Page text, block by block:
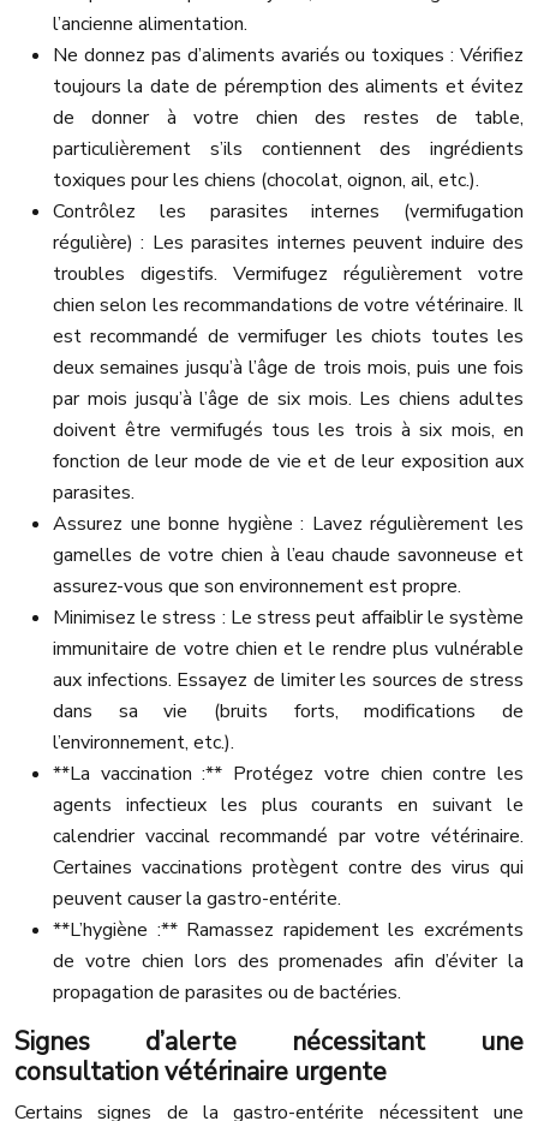
l’ancienne alimentation.
Ne donnez pas d’aliments avariés ou toxiques : Vérifiez
toujours la date de péremption des aliments et évitez
de donner à votre chien des restes de table,
particulièrement s’ils contiennent des ingrédients
toxiques pour les chiens (chocolat, oignon, ail, etc.).
Contrôlez les parasites internes (vermifugation
régulière) : Les parasites internes peuvent induire des
troubles digestifs. Vermifugez régulièrement votre
chien selon les recommandations de votre vétérinaire. Il
est recommandé de vermifuger les chiots toutes les
deux semaines jusqu’à l’âge de trois mois, puis une fois
par mois jusqu’à l’âge de six mois. Les chiens adultes
doivent être vermifugés tous les trois à six mois, en
fonction de leur mode de vie et de leur exposition aux
parasites.
Assurez une bonne hygiène : Lavez régulièrement les
gamelles de votre chien à l’eau chaude savonneuse et
assurez-vous que son environnement est propre.
Minimisez le stress : Le stress peut affaiblir le système
immunitaire de votre chien et le rendre plus vulnérable
aux infections. Essayez de limiter les sources de stress
dans sa vie (bruits forts, modifications de
l’environnement, etc.).
**La vaccination :** Protégez votre chien contre les
agents infectieux les plus courants en suivant le
calendrier vaccinal recommandé par votre vétérinaire.
Certaines vaccinations protègent contre des virus qui
peuvent causer la gastro-entérite.
**L’hygiène :** Ramassez rapidement les excréments
de votre chien lors des promenades afin d’éviter la
propagation de parasites ou de bactéries.
Signes d’alerte nécessitant une
consultation vétérinaire urgente
Certains signes de la gastro-entérite nécessitent une